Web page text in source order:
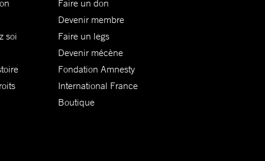
soi
Faire un don
Devenir membre
Faire un legs
Devenir mécène
Fondation Amnesty
International France
Boutique